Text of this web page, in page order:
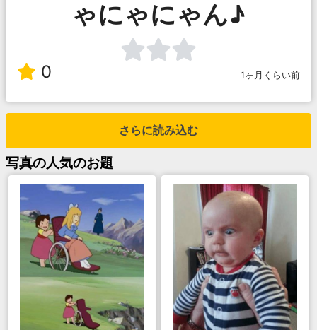
ゃにゃにゃん♪
0 1ヶ月くらい前
さらに読み込む
写真の人気のお題